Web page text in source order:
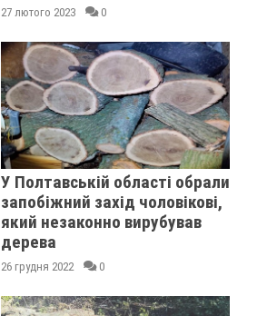
27 лютого 2023 0
У Полтавській області обрали
запобіжний захід чоловікові,
який незаконно вирубував
дерева
26 грудня 2022 0